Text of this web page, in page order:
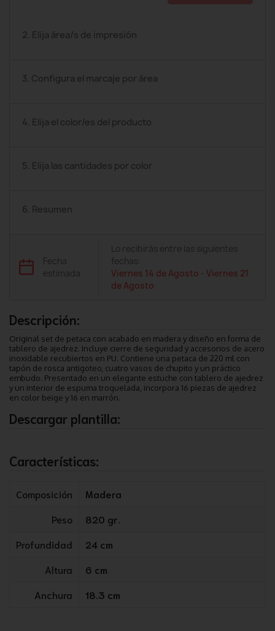
2. Elija área/s de impresión
3. Configura el marcaje por área
4. Elija el color/es del producto
5. Elija las cantidades por color
6. Resumen
Fecha
estimada
Lo recibirás entre las siguientes
fechas:
Viernes 14 de Agosto -Viernes 21
de Agosto
Descripción:
Original set de petaca con acabado en madera y diseño en forma de
tablero de ajedrez. Incluye cierre de seguridad y accesorios de acero
inoxidable recubiertos en PU. Contiene una petaca de 220 ml con
tapón de rosca antigoteo, cuatro vasos de chupito y un práctico
embudo. Presentado en un elegante estuche con tablero de ajedrez
y un interior de espuma troquelada, incorpora 16 piezas de ajedrez
en color beige y 16 en marrón.
Descargar plantilla:
Características:
Composición
Madera
Peso
820 gr.
Profundidad
24 cm
Altura
6 cm
Anchura
18.3 cm